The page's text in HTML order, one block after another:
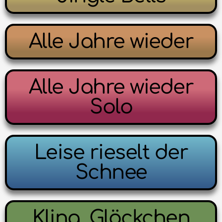
Alle Jahre wieder
Alle Jahre wieder
Solo
Leise rieselt der
Schnee